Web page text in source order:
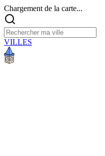
Chargement de la carte...
VILLES